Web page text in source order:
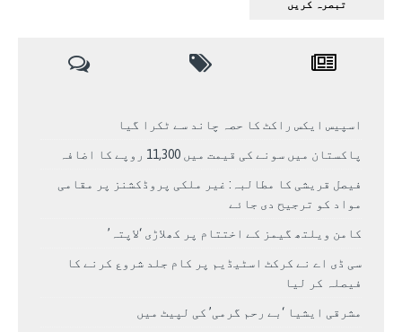
اسپیس ایکس راکٹ کا حصہ چاند سے ٹکرا گیا
پاکستان میں سونے کی قیمت میں 11,300 روپے کا اضافہ
فیصل قریشی کا مطالبہ: غیر ملکی پروڈکشنز پر مقامی
مواد کو ترجیح دی جائے
کامن ویلتھ گیمز کے اختتام پر کھلاڑی ‘لاپتہ’
سی ڈی اے نے کرکٹ اسٹیڈیم پر کام جلد شروع کرنے کا
فیصلہ کر لیا
مشرقی ایشیا ‘بے رحم گرمی’ کی لپیٹ میں